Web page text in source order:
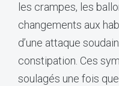
les crampes, les
changements aux
d’une attaque
constipation. Ces
soulagés une fois